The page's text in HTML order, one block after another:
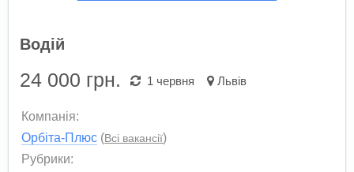
Водій
24 000 грн. 1 червня Львів
Компанія:
Орбіта-Плюс (Всі вакансії)
Рубрики: